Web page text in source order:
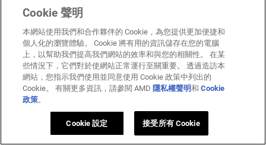
Cookie 聲明
本網站使用我們和合作夥伴的 Cookie，為您提供更加便捷和
個人化的瀏覽體驗。 Cookie 將有用的資訊儲存在您的電腦
上，以幫助我們提高我們網站的效率和與您的相關性。 在某
些情況下，它們對於使網站正常運行至關重要。 透過造訪本
網站，您指示我們使用並同意使用 Cookie 政策中列出的
Cookie。 有關更多資訊，請參閱 AMD 隱私權聲明和Cookie
政策。
Cookie 設定 接受所有 Cookie